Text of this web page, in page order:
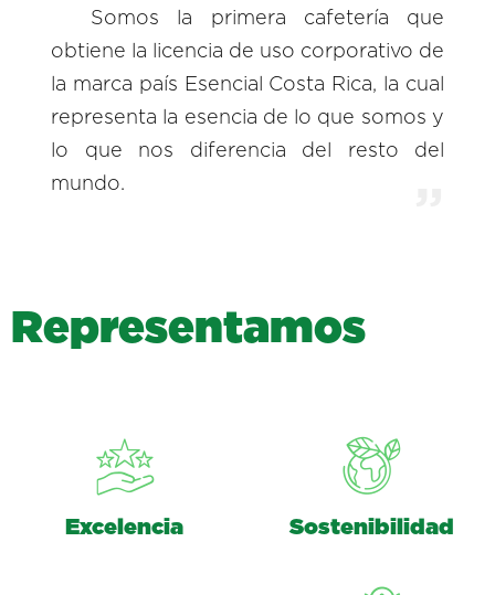
Somos la primera cafetería que
obtiene la licencia de uso corporativo de
la marca país Esencial Costa Rica, la cual
representa la esencia de lo que somos y
lo que nos diferencia del resto del
mundo.
Representamos
Excelencia Sostenibilidad